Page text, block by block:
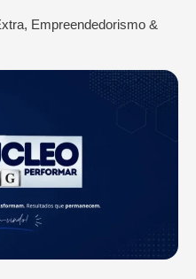
Empreendedorismo &